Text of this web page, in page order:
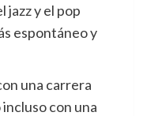
jazz y el pop
espontáneo y
una carrera
con una